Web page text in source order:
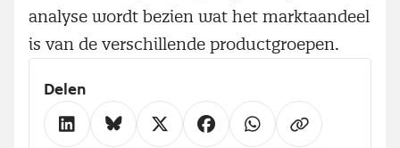
analyse wordt bezien wat het marktaandeel
is van de verschillende productgroepen.
Delen